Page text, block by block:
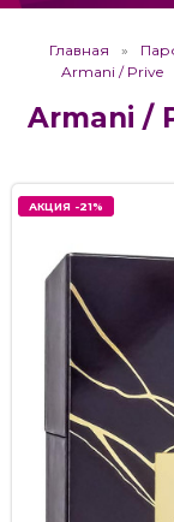
Главная
Armani / Prive
Armani /
АКЦИЯ -21%
АКЦИЯ -21%